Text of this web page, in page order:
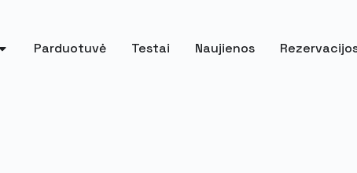
Parduotuvė Testai Naujienos